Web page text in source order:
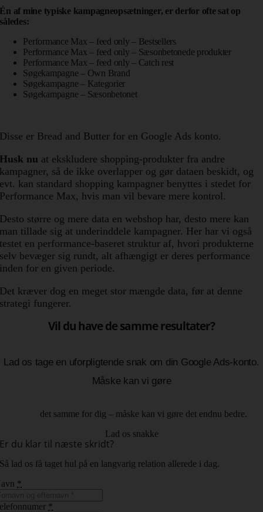
Én af mine typiske kampagneopsætninger, er derfor ofte sat op
således:
Performance Max – feed only – Bestsellers
Performance Max – feed only – Sæsonbetonede produkter
Performance Max – feed only – Catch rest
Søgekampagne – Own Brand
Søgekampagne – Kategorier
Søgekampagne – Sæsonbetonet
Disse er Bread and Butter for en Google Ads konto.
Husk nu at ekskludere shopping-produkter fra andre
kampagner, så de ikke overlapper og gør dataen beskidt, og
evt. kan standard shopping kampagner benyttes i stedet for
Performance Max, hvis man vil bevare mere kontrol.
Desto større og mere data en webshop har, desto mere kan
man tillade sig at underinddele kampagner. Her har vi også
testet en performance-baseret struktur af, hvori produkterne
selv bevæger sig rundt, alt afhængigt er deres performance
inden for en given periode.
Det kræver dog en meget stor mængde data, før at denne
strategi fungerer.
Vil du have de samme resultater?
Lad os tage en uforpligtende snak om din Google Ads-konto.
Måske kan vi gøre
det samme for dig – måske kan vi gøre det endnu bedre.
Lad os snakke
Er du klar til næste skridt?
Så lad os få taget hul på en langvarig relation allerede i dag.
*
*